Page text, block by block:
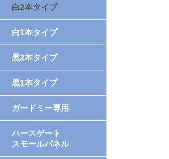
白2本タイプ
白1本タイプ
黒2本タイプ
黒1本タイプ
ガードミー専用
ハースゲート
スモールパネル